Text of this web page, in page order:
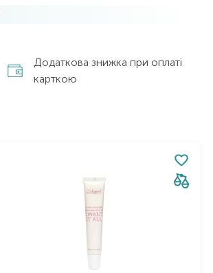
Додаткова знижка при оплаті
карткою